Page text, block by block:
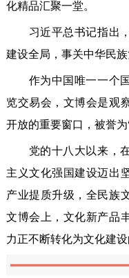
化精品汇聚一堂。
习近平总书记指出，
建设全局，事关中华民
作为中国唯一一个国
览交易会，文博会是观
开放的重要窗口，被誉为
党的十八大以来，在
主义文化强国建设迈出
产业提质升级，全民族
文博会上，文化新产品
力正不断转化为文化建设